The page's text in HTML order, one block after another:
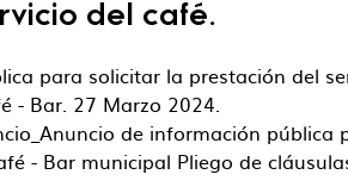
del café.
para solicitar la prestación del
- Bar. 27 Marzo 2024.
de información pública
- Bar municipal Pliego de